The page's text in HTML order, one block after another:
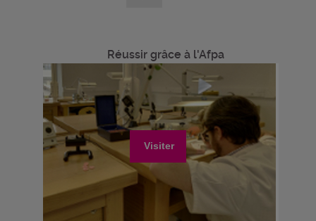
Réussir grâce à l'Afpa
Visiter